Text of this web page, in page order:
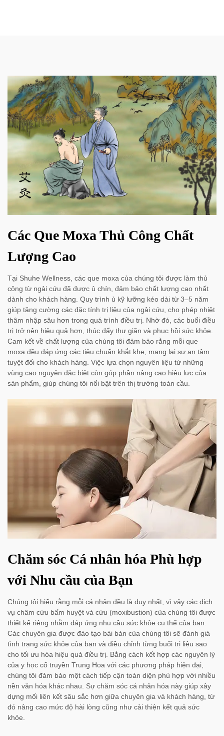
Các Que Moxa Thủ Công Chất
Lượng Cao
Tại Shuhe Wellness, các que moxa của chúng tôi được làm thủ
công từ ngải cứu đã được ủ chín, đảm bảo chất lượng cao nhất
dành cho khách hàng. Quy trình ủ kỹ lưỡng kéo dài từ 3–5 năm
giúp tăng cường các đặc tính trị liệu của ngải cứu, cho phép nhiệt
thâm nhập sâu hơn trong quá trình điều trị. Nhờ đó, các buổi điều
trị trở nên hiệu quả hơn, thúc đẩy thư giãn và phục hồi sức khỏe.
Cam kết về chất lượng của chúng tôi đảm bảo rằng mỗi que
moxa đều đáp ứng các tiêu chuẩn khắt khe, mang lại sự an tâm
tuyệt đối cho khách hàng. Việc lựa chọn nguyên liệu từ những
vùng cao nguyên đặc biệt còn góp phần nâng cao hiệu lực của
sản phẩm, giúp chúng tôi nổi bật trên thị trường toàn cầu.
Chăm sóc Cá nhân hóa Phù hợp
với Nhu cầu của Bạn
Chúng tôi hiểu rằng mỗi cá nhân đều là duy nhất, vì vậy các dịch
vụ châm cứu bấm huyệt và cứu (moxibustion) của chúng tôi được
thiết kế riêng nhằm đáp ứng nhu cầu sức khỏe cụ thể của bạn.
Các chuyên gia được đào tạo bài bản của chúng tôi sẽ đánh giá
tình trạng sức khỏe của bạn và điều chỉnh từng buổi trị liệu sao
cho tối ưu hóa hiệu quả điều trị. Bằng cách kết hợp các nguyên lý
của y học cổ truyền Trung Hoa với các phương pháp hiện đại,
chúng tôi đảm bảo một cách tiếp cận toàn diện phù hợp với nhiều
nền văn hóa khác nhau. Sự chăm sóc cá nhân hóa này giúp xây
dựng mối liên kết sâu sắc hơn giữa chuyên gia và khách hàng, từ
đó nâng cao mức độ hài lòng cũng như cải thiện kết quả sức
khỏe.